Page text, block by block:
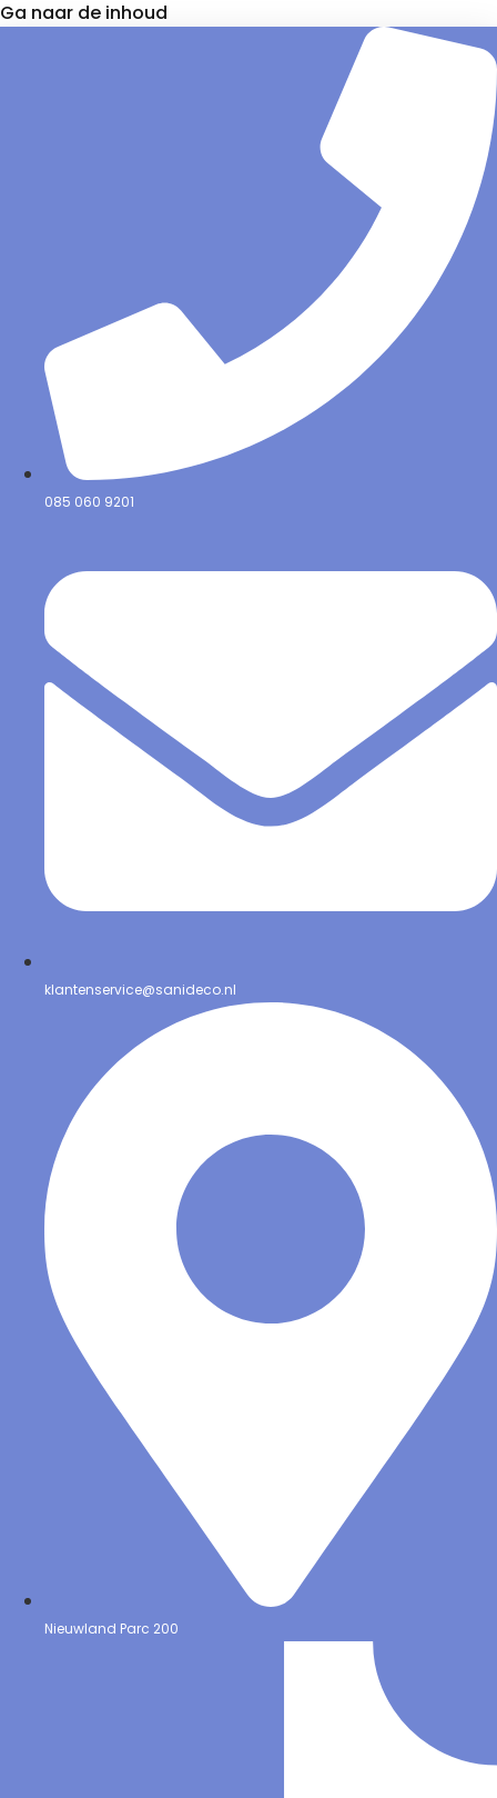
Ga naar de inhoud
085 060 9201
klantenservice@sanideco.nl
Nieuwland Parc 200